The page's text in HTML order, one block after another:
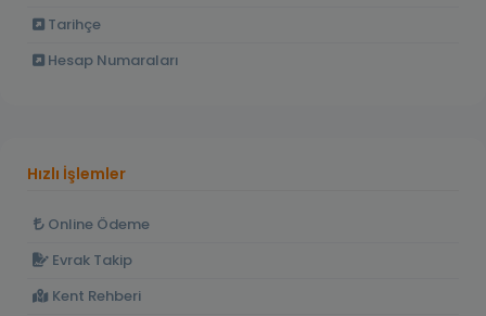
Tarihçe
Hesap Numaraları
Hızlı İşlemler
Online Ödeme
Evrak Takip
Kent Rehberi